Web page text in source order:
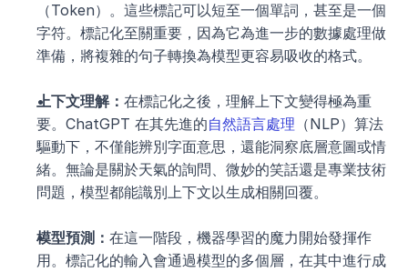
（Token）。這些標記可以短至一個單詞，甚至是一個
字符。標記化至關重要，因為它為進一步的數據處理做
準備，將複雜的句子轉換為模型更容易吸收的格式。
上下文理解： 在標記化之後，理解上下文變得極為重
要。ChatGPT 在其先進的自然語言處理 （NLP）算法
驅動下，不僅能辨別字面意思，還能洞察底層意圖或情
緒。無論是關於天氣的詢問、微妙的笑話還是專業技術
問題，模型都能識別上下文以生成相關回覆。
模型預測： 在這一階段，機器學習的魔力開始發揮作
用。標記化的輸入會通過模型的多個層，在其中進行成